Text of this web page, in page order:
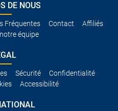
DE NOUS
Fréquentes Contact
Affiliés
équipe
Sécurité
Confidentialité
Accessibilité